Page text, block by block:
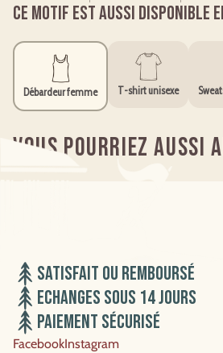
Ce motif est aussi disponible
Débardeur femme T-shirt unisexe
Vous pourriez aussi
Satisfait ou remboursé
Echanges sous 14 jours
Paiement sécurisé
FacebookInstagram